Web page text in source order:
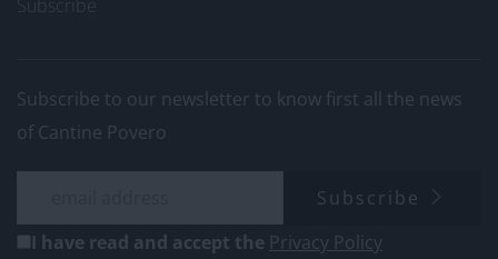
Subscribe
Subscribe to our newsletter to know first all the news
of Cantine Povero
Subscribe
I have read and accept the Privacy Policy